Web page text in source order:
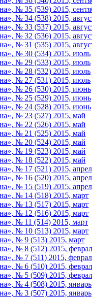
№ 35 (539) 2015,
№ 34 (538) 2015,
№ 33 (537) 2015,
№ 32 (536) 2015,
№ 31 (535) 2015,
№ 30 (534) 2015, июль
№ 29 (533) 2015, июль
№ 28 (532) 2015, июль
№ 27 (531) 2015, июль
№ 26 (530) 2015, июнь
№ 25 (529) 2015, июнь
№ 24 (528) 2015, июнь
№ 23 (527) 2015, май
№ 22 (526) 2015, май
№ 21 (525) 2015, май
№ 20 (524) 2015, май
№ 19 (523) 2015, май
№ 18 (522) 2015, май
№ 17 (521) 2015,
№ 16 (520) 2015,
№ 15 (519) 2015,
№ 14 (518) 2015, март
№ 13 (517) 2015, март
№ 12 (516) 2015, март
№ 11 (514) 2015, март
№ 10 (513) 2015, март
№ 9 (513) 2015, март
№ 8 (512) 2015,
№ 7 (511) 2015,
№ 6 (510) 2015,
№ 5 (509) 2015,
№ 4 (508) 2015, январь
№ 3 (507) 2015, январь